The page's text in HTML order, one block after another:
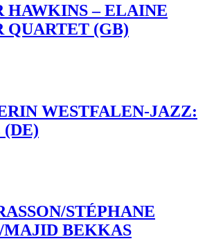
HAWKINS – ELAINE
QUARTET (GB)
WESTFALEN-JAZZ:
(DE)
STÉPHANE
BEKKAS